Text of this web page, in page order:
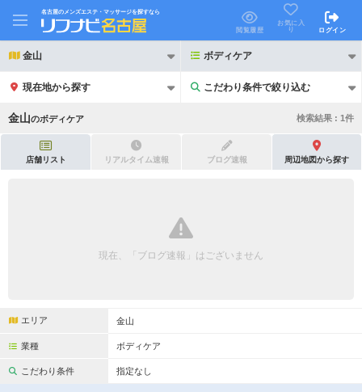
名古屋のメンズエステ・マッサージを探すなら
閲覧履歴
お気に入
り
ログイン
金山 ボディケア
現在地から探す こだわり条件で絞り込む
こだわり条件で絞り込む
完全個室
金山のボディケア 検索結果 : 1件
店舗リスト リアルタイム速報 ブログ速報 周辺地図から探す
現在、「ブログ速報」はございません
エリア 金山
業種 ボディケア
こだわり条件 指定なし